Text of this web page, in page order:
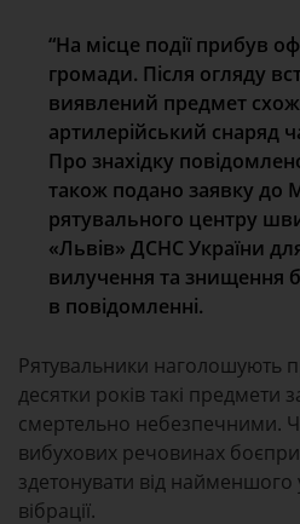
“На місце події прибув
громади. Після огляду
виявлений предмет
артилерійський снаряд
Про знахідку
також подано заявку до
рятувального центру
«Львів» ДСНС України
вилучення та знищення
в повідомленні.
Рятувальники наголошують
десятки років такі предмети
смертельно небезпечними.
вибухових речовинах
здетонувати від найменшого
вібрації.